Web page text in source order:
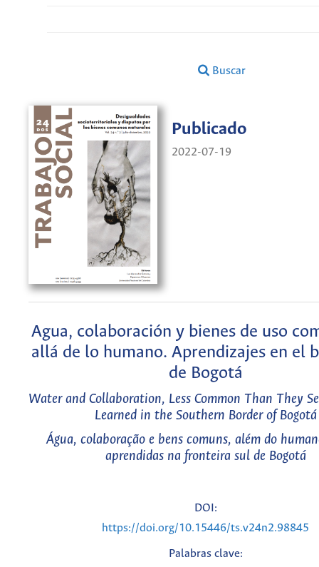
Buscar
Publicado
2022-07-19
Agua, colaboración y bienes de uso
allá de lo humano. Aprendizajes en el
de Bogotá
Water and Collaboration, Less Common Than They
Learned in the Southern Border of Bogotá
Água, colaboração e bens comuns, além do
aprendidas na fronteira sul de Bogotá
DOI:
https://doi.org/10.15446/ts.v24n2.98845
Palabras clave: